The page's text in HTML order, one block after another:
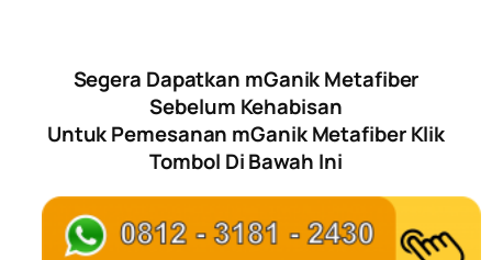
Segera Dapatkan mGanik Metafiber
Sebelum Kehabisan
Untuk Pemesanan mGanik Metafiber Klik
Tombol Di Bawah Ini